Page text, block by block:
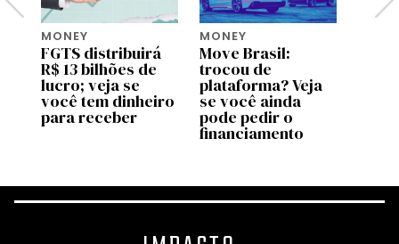
MONEY
FGTS distribuirá
R$ 13 bilhões de
lucro; veja se
você tem dinheiro
para receber
MONEY
Move Brasil:
trocou de
plataforma? Veja
se você ainda
pode pedir o
financiamento